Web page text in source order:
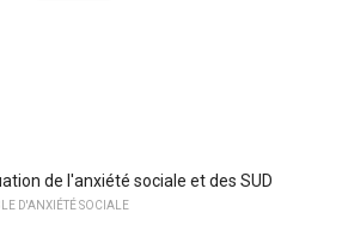
de l'anxiété sociale et des SUD
D'ANXIÉTÉ SOCIALE